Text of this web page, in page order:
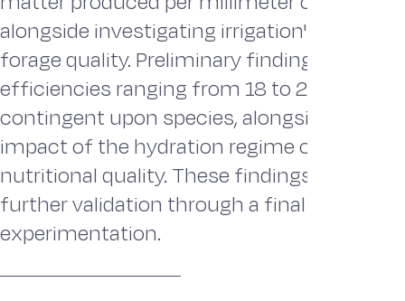
alongside investigating irrigation's
forage quality. Preliminary findings reveal
efficiencies ranging from 18 to 29 kg DM/
contingent upon species, alongside a
impact of the hydration regime on forage
nutritional quality. These findings
further validation through a final year of
experimentation.